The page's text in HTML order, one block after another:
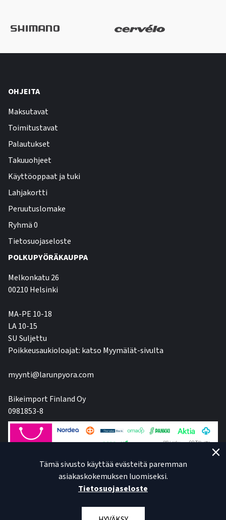
OHJEITA
Maksutavat
Toimitustavat
Palautukset
Takuuohjeet
Käyttöoppaat ja tuki
Lahjakortti
Peruutuslomake
Ryhmä 0
Tietosuojaseloste
POLKUPYÖRÄKAUPPA
Melkonkatu 26
00210 Helsinki
MA-PE 10-18
LA 10-15
SU Suljettu
Poikkeusaukioloajat: katso Myymälät-sivulta
myynti@larunpyora.com
Bikeimport Finland Oy
0981853-8
Tämä sivusto käyttää evästeitä paremman
asiakaskokemuksen luomiseksi.
Tietosuojaseloste